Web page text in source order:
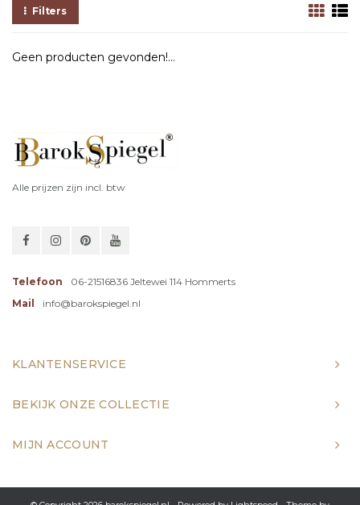
Filters
Geen producten gevonden!...
Alle prijzen zijn incl. btw
Telefoon
06-21516836 Jeltewei 114 Hommerts
Mail
info@barokspiegel.nl
KLANTENSERVICE
BEKIJK ONZE COLLECTIE
MIJN ACCOUNT